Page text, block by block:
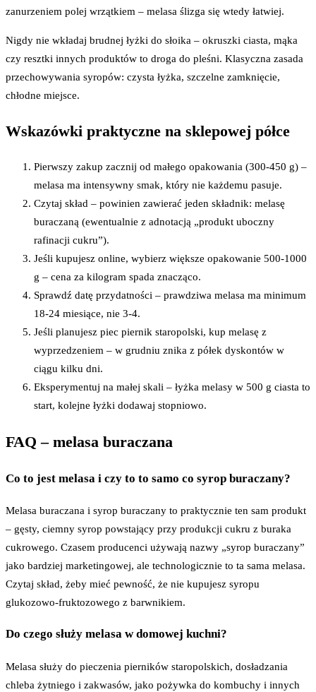
zanurzeniem polej wrzątkiem – melasa ślizga się wtedy łatwiej.
Nigdy nie wkładaj brudnej łyżki do słoika – okruszki ciasta, mąka
czy resztki innych produktów to droga do pleśni. Klasyczna zasada
przechowywania syropów: czysta łyżka, szczelne zamknięcie,
chłodne miejsce.
Wskazówki praktyczne na sklepowej półce
Pierwszy zakup zacznij od małego opakowania (300-450 g) –
melasa ma intensywny smak, który nie każdemu pasuje.
Czytaj skład – powinien zawierać jeden składnik: melasę
buraczaną (ewentualnie z adnotacją „produkt uboczny
rafinacji cukru”).
Jeśli kupujesz online, wybierz większe opakowanie 500-1000
g – cena za kilogram spada znacząco.
Sprawdź datę przydatności – prawdziwa melasa ma minimum
18-24 miesiące, nie 3-4.
Jeśli planujesz piec piernik staropolski, kup melasę z
wyprzedzeniem – w grudniu znika z półek dyskontów w
ciągu kilku dni.
Eksperymentuj na małej skali – łyżka melasy w 500 g ciasta to
start, kolejne łyżki dodawaj stopniowo.
FAQ – melasa buraczana
Co to jest melasa i czy to to samo co syrop buraczany?
Melasa buraczana i syrop buraczany to praktycznie ten sam produkt
– gęsty, ciemny syrop powstający przy produkcji cukru z buraka
cukrowego. Czasem producenci używają nazwy „syrop buraczany”
jako bardziej marketingowej, ale technologicznie to ta sama melasa.
Czytaj skład, żeby mieć pewność, że nie kupujesz syropu
glukozowo-fruktozowego z barwnikiem.
Do czego służy melasa w domowej kuchni?
Melasa służy do pieczenia pierników staropolskich, dosładzania
chleba żytniego i zakwasów, jako pożywka do kombuchy i innych